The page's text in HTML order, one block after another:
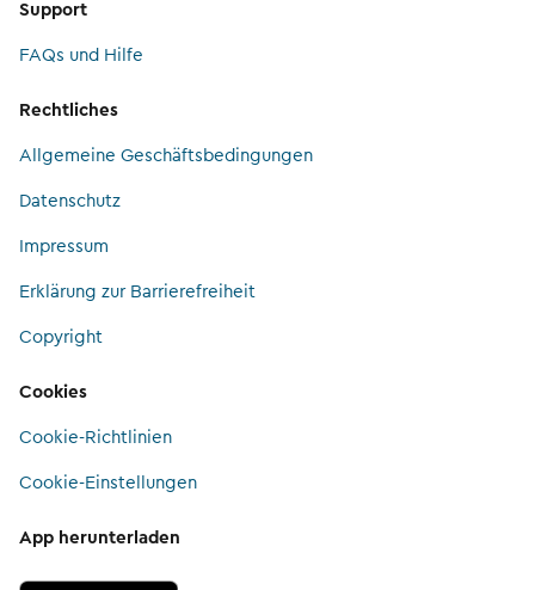
Support
FAQs und Hilfe
Rechtliches
Allgemeine Geschäftsbedingungen
Datenschutz
Impressum
Erklärung zur Barrierefreiheit
Copyright
Cookies
Cookie-Richtlinien
Cookie-Einstellungen
App herunterladen